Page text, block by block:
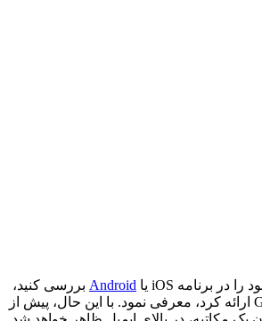
Android بررسی کنید،
به شما نمایش می‌دهد. این شرکت خلاصه‌های مبتنی بر هوش مصنوعی را سال گذشته هنگامی که پنل‌های کناری Gemini را برای Docs، Sheets، Slides، Drive و Gmail ارائه کرد، معرفی نمود. با این حال، پیش از